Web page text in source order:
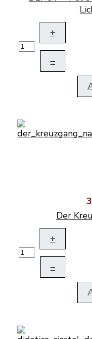
+
–
Der
+
–